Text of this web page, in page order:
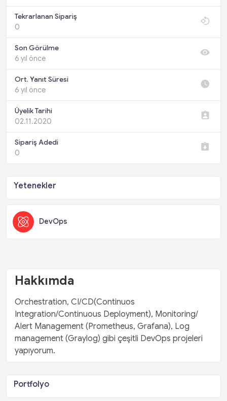
Tekrarlanan Sipariş
0
Son Görülme
6 yıl önce
Ort. Yanıt Süresi
6 yıl önce
Üyelik Tarihi
02.11.2020
Sipariş Adedi
0
Yetenekler
DevOps
Hakkımda
Orchestration, CI/CD(Continuos
Integration/Continuous Deployment), Monitoring/
Alert Management (Prometheus, Grafana), Log
management (Graylog) gibi çeşitli DevOps projeleri
yapıyorum.
Portfolyo